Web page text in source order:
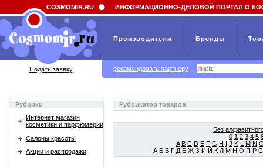
Field 'news_title' doesn't have a default value
Рубрики
Интернет магазин
косметики и парфюмерии
Салоны красоты
Акции и распродажи
Рубрикатор товаров
Без
0 1 2 3 4 5
A B C D E F G H I J K L M N
А Б В Г Д Е Ж З И Й К Л М Н О П Р С
COSMOMIR.RU ИНФОРМАЦИОННО-ДЕЛОВОЙ ПОРТАЛ О
Производители Бренды
Подать заявку рекомендовать партнеру